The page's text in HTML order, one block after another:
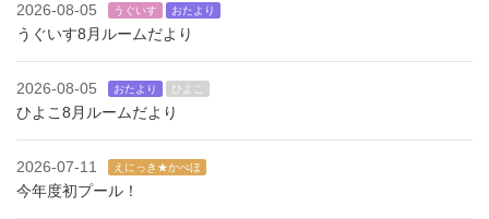
2026-08-05 うぐいす おたより
うぐいす8月ルームだより
2026-08-05 おたより ひよこ
ひよこ8月ルームだより
2026-07-11 えにっき★かべほ
今年度初プール！